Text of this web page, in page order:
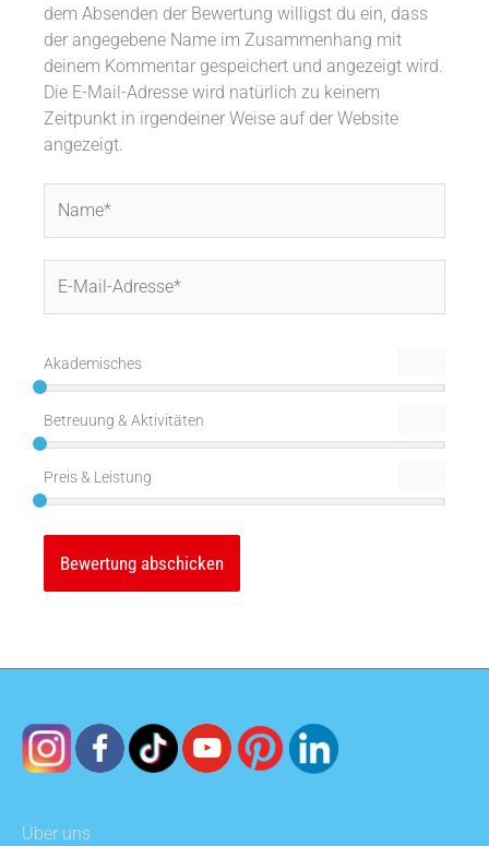
dem Absenden der Bewertung willigst du ein, dass
der angegebene Name im Zusammenhang mit
deinem Kommentar gespeichert und angezeigt wird.
Die E-Mail-Adresse wird natürlich zu keinem
Zeitpunkt in irgendeiner Weise auf der Website
angezeigt.
Mail-
Akademisches
Betreuung & Aktivitäten
Preis & Leistung
Über uns